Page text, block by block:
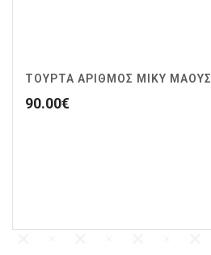
ΤΟΥΡΤΑ ΑΡΙΘΜΟΣ ΜΙΚΥ ΜΑΟΥΣ
90.00€